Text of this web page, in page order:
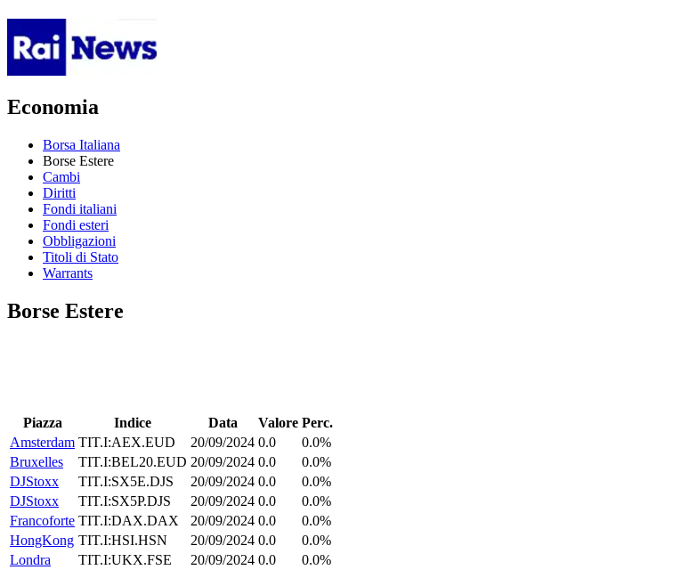
Economia
Borsa Italiana
Borse Estere
Cambi
Diritti
Fondi italiani
Fondi esteri
Obbligazioni
Titoli di Stato
Warrants
Borse Estere
Piazza Indice Data Valore Perc.
Amsterdam TIT.I:AEX.EUD 20/09/2024 0.0
0.0%
Bruxelles
TIT.I:BEL20.EUD 20/09/2024 0.0
0.0%
DJStoxx
TIT.I:SX5E.DJS 20/09/2024 0.0
0.0%
DJStoxx
TIT.I:SX5P.DJS 20/09/2024 0.0
0.0%
Francoforte TIT.I:DAX.DAX 20/09/2024 0.0
0.0%
HongKong TIT.I:HSI.HSN 20/09/2024 0.0
0.0%
Londra
TIT.I:UKX.FSE 20/09/2024 0.0
0.0%